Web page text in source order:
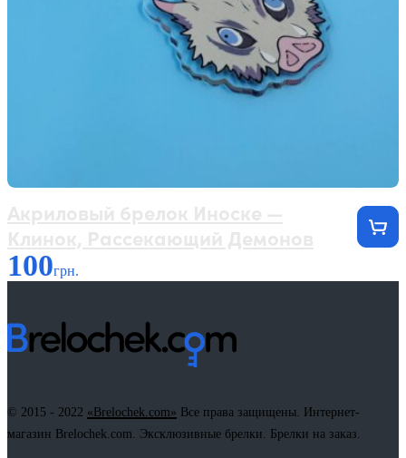
100грн.
© 2015 - 2022 «Brelochek.com» Все права защищены. Интернет-
магазин Brelochek.com. Эксклюзивные брелки. Брелки на заказ.